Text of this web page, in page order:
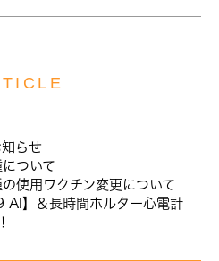
らせ
ついて
使用ワクチン変更について
】＆長時間ホルター心電計